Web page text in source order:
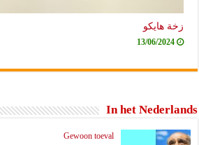
زخة هايكو
13/06/2024
In het Nederlands
Gewoon toeval